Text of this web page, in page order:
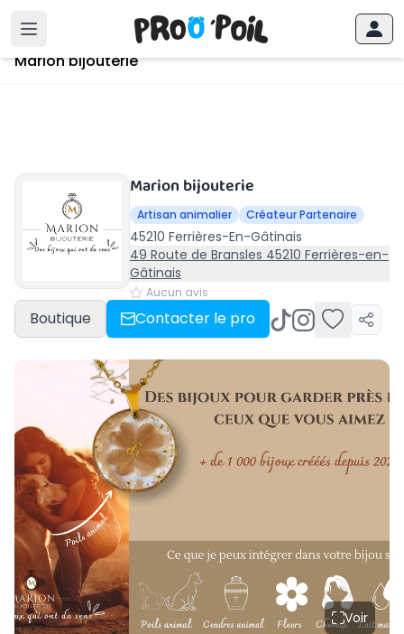
Accueil Ferrières-En-Gâtinais›Marion bijouterie
Marion bijouterie
Marion bijouterie
Artisan animalier Créateur Partenaire
45210 Ferrières-En-Gâtinais
49 Route de Bransles 45210 Ferrières-en-
Gâtinais
Aucun avis
Boutique Contacter le pro
Voir